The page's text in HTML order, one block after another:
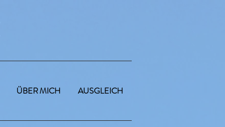
ÜBER MICH AUSGLEICH